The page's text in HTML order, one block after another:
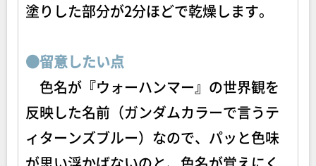
塗りした部分が2分ほどで乾燥します。
●留意したい点
色名が『ウォーハンマー』の世界観を
反映した名前（ガンダムカラーで言うテ
ィターンズブルー）なので、パッと色味